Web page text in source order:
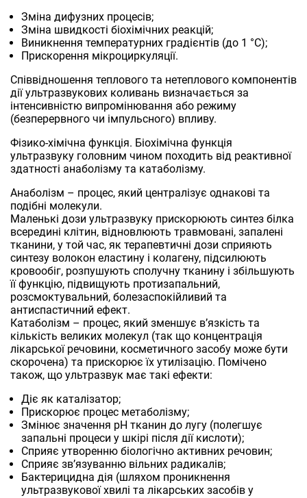
Зміна дифузних процесів;
Зміна швидкості біохімічних реакцій;
Виникнення температурних градієнтів (до 1 °C);
Прискорення мікроциркуляції.
Співвідношення теплового та нетеплового компонентів
дії ультразвукових коливань визначається за
інтенсивністю випромінювання або режиму
(безперервного чи імпульсного) впливу.
Фізико-хімічна функція. Біохімічна функція
ультразвуку головним чином походить від реактивної
здатності анаболізму та катаболізму.
Анаболізм – процес, який централізує однакові та
подібні молекули.
Маленькі дози ультразвуку прискорюють синтез білка
всередині клітин, відновлюють травмовані, запалені
тканини, у той час, як терапевтичні дози сприяють
синтезу волокон еластину і колагену, підсилюють
кровообіг, розпушують сполучну тканину і збільшують
її функцію, підвищують протизапальний,
розсмоктувальний, болезаспокійливий та
антиспастичний ефект.
Катаболізм – процес, який зменшує вʼязкість та
кількість великих молекул (так що концентрація
лікарської речовини, косметичного засобу може бути
скорочена) та прискорює їх утилізацію. Помічено
також, що ультразвук має такі ефекти:
Діє як каталізатор;
Прискорює процес метаболізму;
Змінює значення pH тканин до лугу (полегшує
запальні процеси у шкірі після дії кислоти);
Сприяє утворенню біологічно активних речовин;
Сприяє звʼязуванню вільних радикалів;
Бактерицидна дія (шляхом проникнення
ультразвукової хвилі та лікарських засобів у